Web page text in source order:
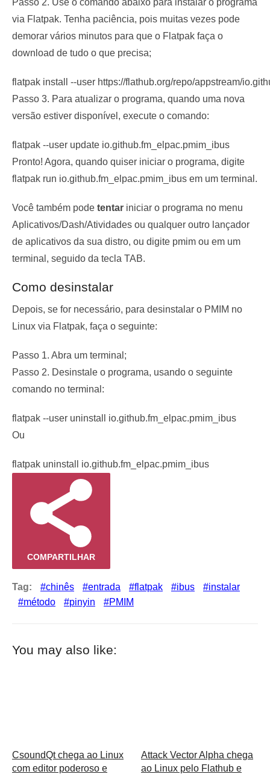
Passo 2. Use o comando abaixo para instalar o programa
via Flatpak. Tenha paciência, pois muitas vezes pode
demorar vários minutos para que o Flatpak faça o
download de tudo o que precisa;
flatpak install --user https://flathub.org/repo/appstream/
Passo 3. Para atualizar o programa, quando uma nova
versão estiver disponível, execute o comando:
flatpak --user update io.github.fm_elpac.pmim_ibus
Pronto! Agora, quando quiser iniciar o programa, digite
flatpak run io.github.fm_elpac.pmim_ibus em um terminal.
Você também pode tentar iniciar o programa no menu
Aplicativos/Dash/Atividades ou qualquer outro lançador
de aplicativos da sua distro, ou digite pmim ou em um
terminal, seguido da tecla TAB.
Como desinstalar
Depois, se for necessário, para desinstalar o PMIM no
Linux via Flatpak, faça o seguinte:
Passo 1. Abra um terminal;
Passo 2. Desinstale o programa, usando o seguinte
comando no terminal:
flatpak --user uninstall io.github.fm_elpac.pmim_ibus
Ou
flatpak uninstall io.github.fm_elpac.pmim_ibus
COMPARTILHAR
Tag: chinês entrada flatpak ibus
instalar
método
pinyin PMIM
You may also like:
CsoundQt chega ao Linux
com editor poderoso e
Attack Vector Alpha chega
ao Linux pelo Flathub e